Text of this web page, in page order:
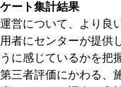
ート集計結果
営について、より良
者にセンターが提供
に感じているかを把
三者評価にかわる、